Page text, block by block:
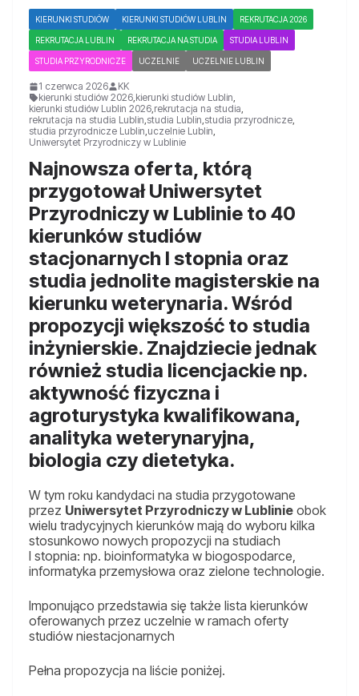
KIERUNKI STUDIÓW KIERUNKI STUDIÓW LUBLIN REKRUTACJA 2026
REKRUTACJA LUBLIN REKRUTACJA NA STUDIA STUDIA LUBLIN
STUDIA PRZYRODNICZE UCZELNIE UCZELNIE LUBLIN
1 czerwca 2026
KK
kierunki studiów 2026,kierunki studiów Lublin,
kierunki studiów Lublin 2026,rekrutacja na studia,
rekrutacja na studia Lublin,studia Lublin,studia przyrodnicze,
studia przyrodnicze Lublin,uczelnie Lublin,
Uniwersytet Przyrodniczy w Lublinie
Najnowsza oferta, którą
przygotował Uniwersytet
Przyrodniczy w Lublinie to 40
kierunków studiów
stacjonarnych I stopnia oraz
studia jednolite magisterskie na
kierunku weterynaria. Wśród
propozycji większość to studia
inżynierskie. Znajdziecie jednak
również studia licencjackie np.
aktywność fizyczna i
agroturystyka kwalifikowana,
analityka weterynaryjna,
biologia czy dietetyka.
W tym roku kandydaci na studia przygotowane
przez Uniwersytet Przyrodniczy w Lublinie obok
wielu tradycyjnych kierunków mają do wyboru kilka
stosunkowo nowych propozycji na studiach
I stopnia: np. bioinformatyka w biogospodarce,
informatyka przemysłowa oraz zielone technologie.
Imponująco przedstawia się także lista kierunków
oferowanych przez uczelnie w ramach oferty
studiów niestacjonarnych
Pełna propozycja na liście poniżej.